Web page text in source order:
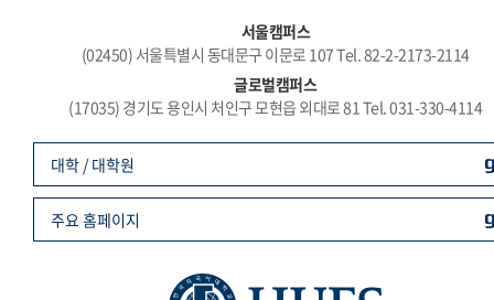
서울캠퍼스
(02450) 서울특별시 동대문구 이문로 107 Tel. 82-2-2173-2114
글로벌캠퍼스
(17035) 경기도 용인시 처인구 모현읍 외대로 81 Tel. 031-330-4114
대학 / 대학원
주요 홈페이지